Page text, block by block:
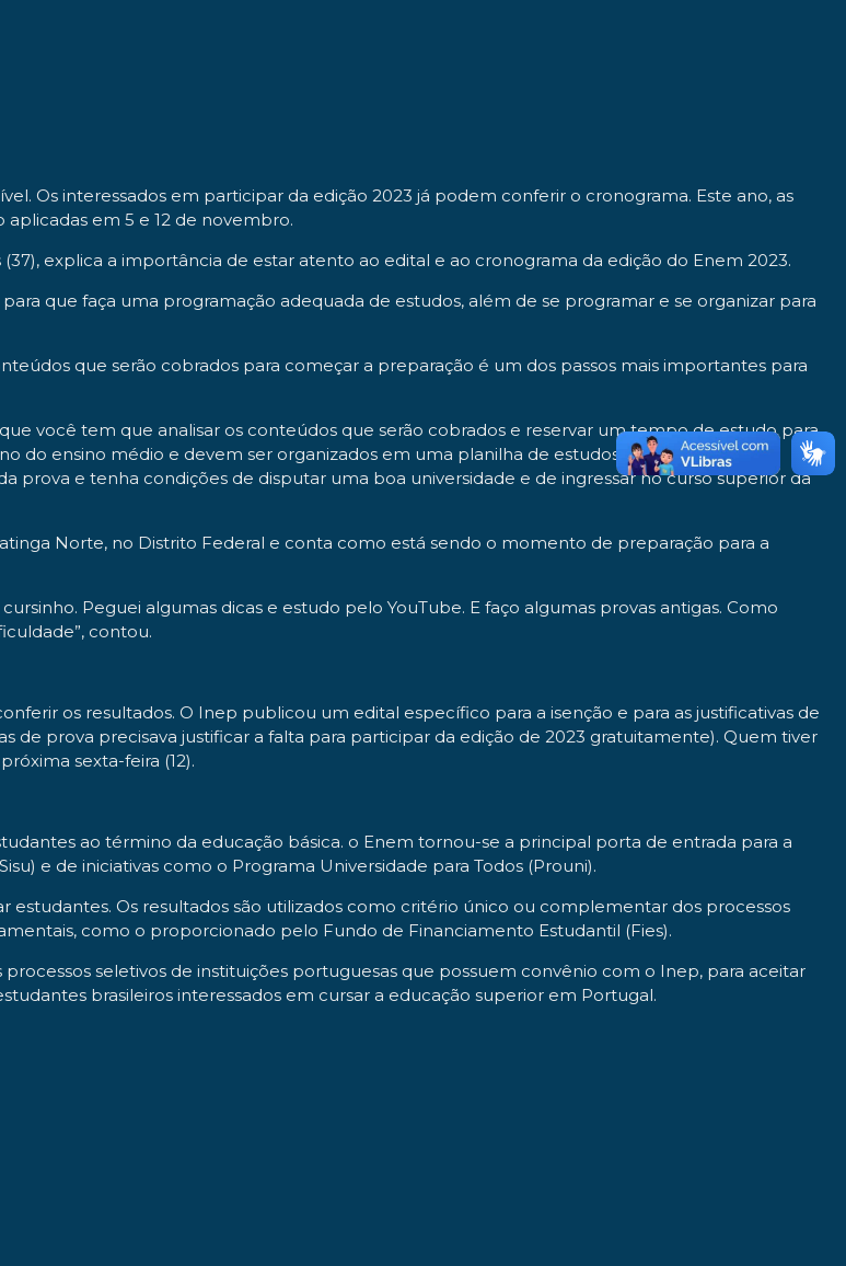
Os interessados em participar da edição 2023 já podem conferir o cronograma. Este ano, as
aplicadas em 5 e 12 de novembro.
explica a importância de estar atento ao edital e ao cronograma da edição do Enem 2023.
que faça uma programação adequada de estudos, além de se programar e se organizar para
que serão cobrados para começar a preparação é um dos passos mais importantes para
você tem que analisar os conteúdos que serão cobrados e reservar um tempo de estudo para
do ensino médio e devem ser organizados em uma planilha de estudos, então é muito
e tenha condições de disputar uma boa universidade e de ingressar no curso superior da
Norte, no Distrito Federal e conta como está sendo o momento de preparação para a
Peguei algumas dicas e estudo pelo YouTube. E faço algumas provas antigas. Como
contou.
os resultados. O Inep publicou um edital específico para a isenção e para as justificativas de
de prova precisava justificar a falta para participar da edição de 2023 gratuitamente). Quem tiver
sexta-feira (12).
ao término da educação básica. o Enem tornou-se a principal porta de entrada para a
e de iniciativas como o Programa Universidade para Todos (Prouni).
estudantes. Os resultados são utilizados como critério único ou complementar dos processos
como o proporcionado pelo Fundo de Financiamento Estudantil (Fies).
seletivos de instituições portuguesas que possuem convênio com o Inep, para aceitar
brasileiros interessados em cursar a educação superior em Portugal.